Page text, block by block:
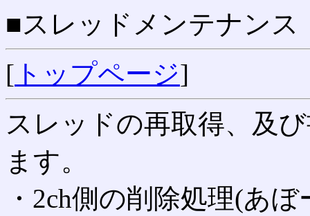
■スレッドメンテナンス
[ トップページ]
スレッドの再取得、及
ます。
・2ch側の削除処理(あ